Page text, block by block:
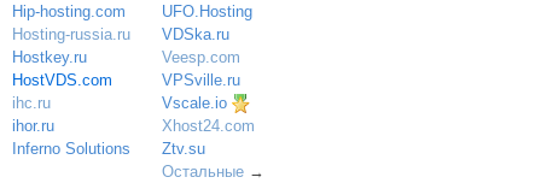
Hip-hosting.com
Hosting-russia.ru
Hostkey.ru
HostVDS.com
ihc.ru
ihor.ru
Inferno Solutions
UFO.Hosting
VDSka.ru
Veesp.com
VPSville.ru
Vscale.io
Xhost24.com
Ztv.su
Остальные→